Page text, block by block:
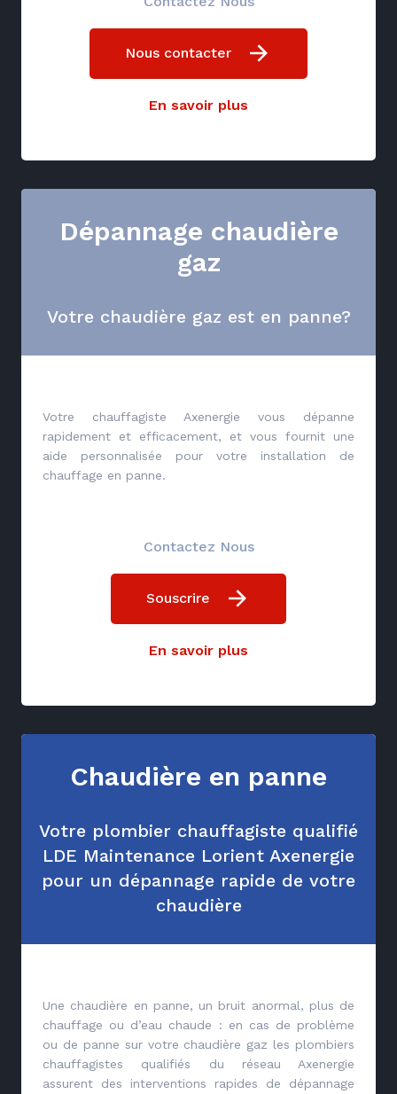
Nous contacter
En savoir plus
Dépannage chaudière
gaz
Votre chaudière gaz est en panne?
Votre chauffagiste Axenergie vous dépanne
rapidement et efficacement, et vous fournit une
aide personnalisée pour votre installation de
chauffage en panne.
Contactez Nous
Souscrire
En savoir plus
Chaudière en panne
Votre plombier chauffagiste qualifié
LDE Maintenance Lorient Axenergie
pour un dépannage rapide de votre
chaudière
Une chaudière en panne, un bruit anormal, plus de
chauffage ou d’eau chaude : en cas de problème
ou de panne sur votre chaudière gaz les plombiers
chauffagistes qualifiés du réseau Axenergie
assurent des interventions rapides de dépannage